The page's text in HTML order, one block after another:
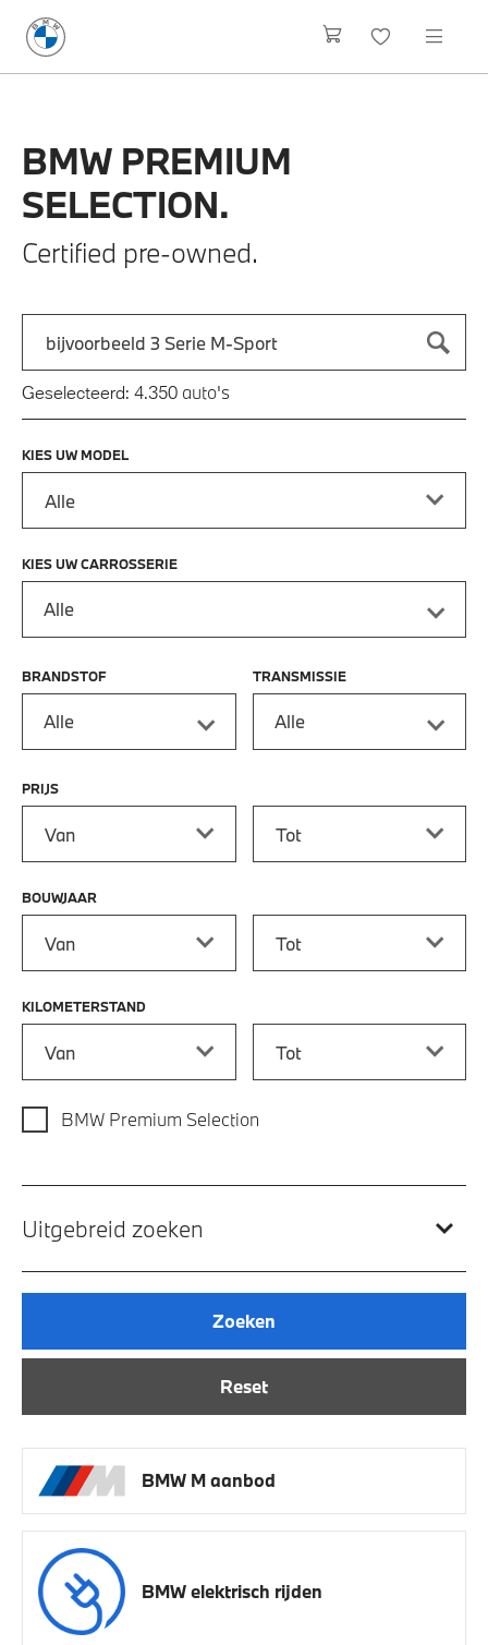
BMW PREMIUM
SELECTION.
Certified pre-owned.
Zoek naar een automodel, bijvoorbeeld 3 Serie M-Sport
Typ een automodel in en druk op enter om te zoeken
Geselecteerd: 4.350 auto's
KIES UW MODEL
KIES UW CARROSSERIE
Alle
BRANDSTOF
Alle
TRANSMISSIE
Alle
PRIJS
BOUWJAAR
KILOMETERSTAND
BMW Premium Selection
Uitgebreid zoeken
Reset
Zoeken
BMW M aanbod
BMW elektrisch rijden